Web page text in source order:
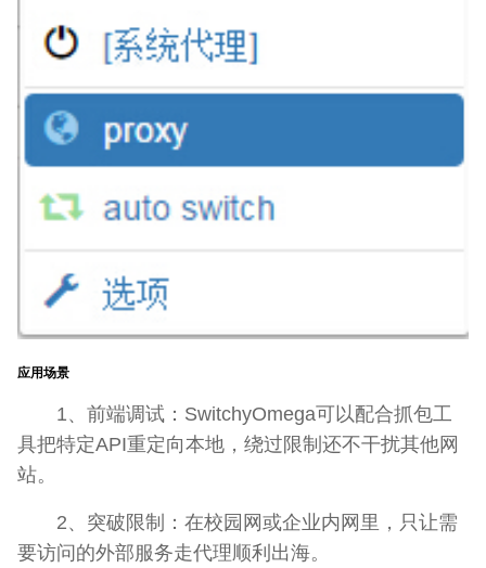
应用场景
1、前端调试：SwitchyOmega可以配合抓包工
具把特定API重定向本地，绕过限制还不干扰其他网
站。
2、突破限制：在校园网或企业内网里，只让需
要访问的外部服务走代理顺利出海。